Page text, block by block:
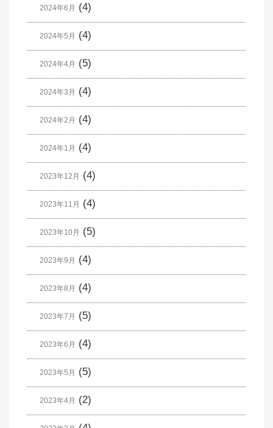
2024年6月 (4)
2024年5月 (4)
2024年4月 (5)
2024年3月 (4)
2024年2月 (4)
2024年1月 (4)
2023年12月 (4)
2023年11月 (4)
2023年10月 (5)
2023年9月 (4)
2023年8月 (4)
2023年7月 (5)
2023年6月 (4)
2023年5月 (5)
2023年4月 (2)